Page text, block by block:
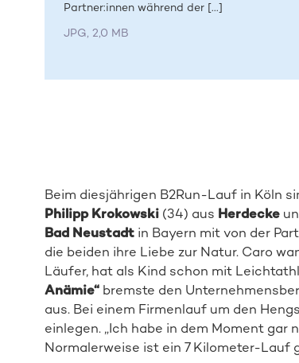
Partner:innen während der [...]
JPG, 2,0 MB
Beim diesjährigen B2Run-Lauf in Köln
Philipp Krokowski(34) aus Herdecke
Bad Neustadtin Bayern mit von der
die beiden ihre Liebe zur Natur. Caro
Läufer, hat als Kind schon mit
Anämie“bremste den
aus. Bei einem Firmenlauf um den
einlegen. „Ich habe in dem Moment
Normalerweise ist ein 7 Kilometer-Lauf